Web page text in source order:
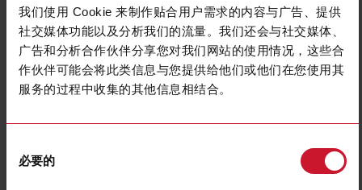
我们使用 Cookie 来制作贴合用户需求的内容与广告、提供
社交媒体功能以及分析我们的流量。我们还会与社交媒体、
广告和分析合作伙伴分享您对我们网站的使用情况，这些合
作伙伴可能会将此类信息与您提供给他们或他们在您使用其
服务的过程中收集的其他信息相结合。
必要的